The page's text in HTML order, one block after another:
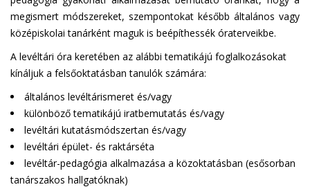
megismert módszereket, szempontokat később általános vagy
középiskolai tanárként maguk is beépíthessék óraterveikbe.
A levéltári óra keretében az alábbi tematikájú foglalkozásokat
kínáljuk a felsőoktatásban tanulók számára:
általános levéltárismeret és/vagy
különböző tematikájú iratbemutatás és/vagy
levéltári kutatásmódszertan és/vagy
levéltári épület- és raktárséta
levéltár-pedagógia alkalmazása a közoktatásban (esősorban
tanárszakos hallgatóknak)